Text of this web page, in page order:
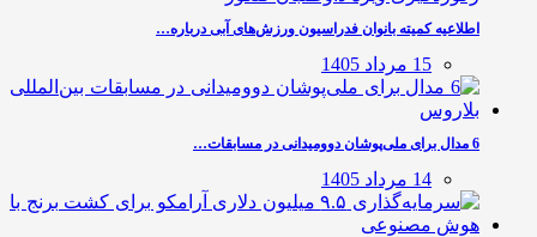
اطلاعیه کمیته بانوان فدراسیون ورزش‌های آبی درباره…
15 مرداد 1405
6 مدال برای ملی‌پوشان دوومیدانی در مسابقات…
14 مرداد 1405